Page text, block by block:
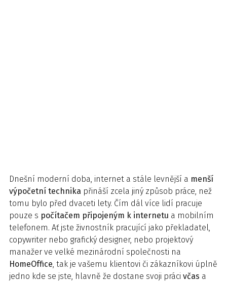
Dnešní moderní doba, internet a stále levnější a menší
výpočetní technika přináší zcela jiný způsob práce, než
tomu bylo před dvaceti lety. Čím dál více lidí pracuje
pouze s počítačem připojeným k internetu a mobilním
telefonem. Ať jste živnostník pracující jako překladatel,
copywriter nebo grafický designer, nebo projektový
manažer ve velké mezinárodní společnosti na
HomeOffice, tak je vašemu klientovi či zákazníkovi úplně
jedno kde se jste, hlavně že dostane svoji práci včas a